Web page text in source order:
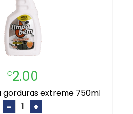
€2.00
gorduras extreme 750ml
- +